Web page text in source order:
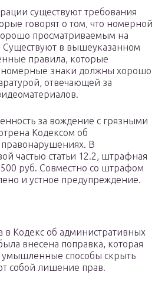
существуют требования
говорят о том, что номерной
просматриваемым на
Существуют в вышеуказанном
правила, которые
номерные знаки должны хорошо
отвечающей за
за вождение с грязными
Кодексом об
В
частью статьи 12.2, штрафная
500 руб. Совместно со штрафом
и устное предупреждение.
в Кодекс об административных
внесена поправка, которая
умышленные способы скрыть
собой лишение прав.